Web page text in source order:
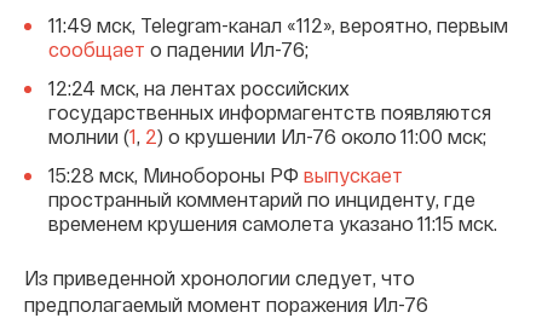
11:49 мск, Telegram-канал «112», вероятно, первым
сообщает о падении Ил-76;
12:24 мск, на лентах российских
государственных информагентств появляются
молнии (1, 2) о крушении Ил-76 около 11:00 мск;
15:28 мск, Минобороны РФ выпускает
пространный комментарий по инциденту, где
временем крушения самолета указано 11:15 мск.
Из приведенной хронологии следует, что
предполагаемый момент поражения Ил-76